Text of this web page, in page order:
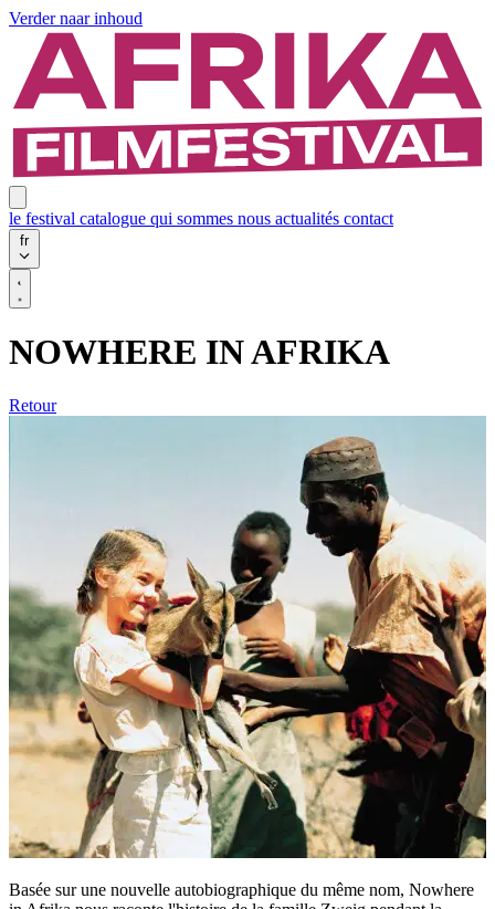
Verder naar inhoud
le festival catalogue qui sommes nous actualités contact
fr
NOWHERE IN AFRIKA
Retour
Basée sur une nouvelle autobiographique du même nom, Nowhere